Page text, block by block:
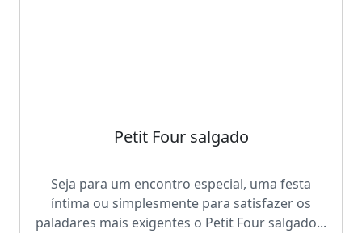
Petit Four salgado
Seja para um encontro especial, uma festa
íntima ou simplesmente para satisfazer os
paladares mais exigentes o Petit Four salgado...